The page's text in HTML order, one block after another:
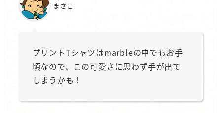
まさこ
プリントTシャツはmarbleの中でもお手
頃なので、この可愛さに思わず手が出て
しまうかも！